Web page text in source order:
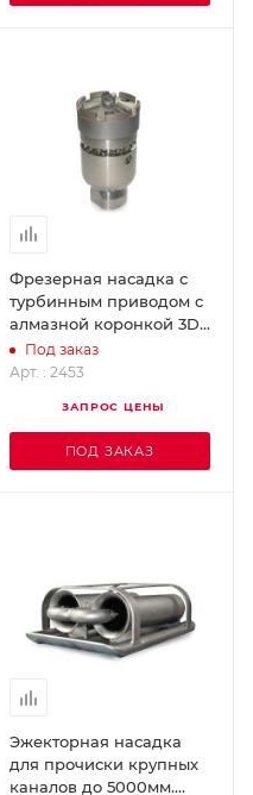
Фрезерная насадка с
турбинным приводом с
алмазной коронкой 3D
95 мм (соед.1.1/4") USB
2453
Под заказ
Арт. : 2453
ЗАПРОС ЦЕНЫ
ПОД ЗАКАЗ
Эжекторная насадка
для прочиски крупных
каналов до 5000мм.